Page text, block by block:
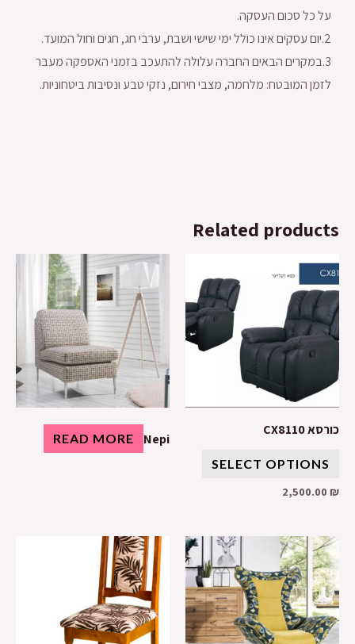
על כל סכום העסקה.
2.יום עסקים אינו כולל ימי שישי ושבת, ערבי חג, חגים וחול המועד.
3.במקרים הבאים החברה עלולה להתעכב בזמני האספקה מעבר
לזמן המובטח: מלחמה, מצבי חירום, נזקי טבע ונסיבות ביטחוניות.
Related products
כורסא CX8110
SELECT OPTIONS
2,500.00 ₪
Nepi
READ MORE